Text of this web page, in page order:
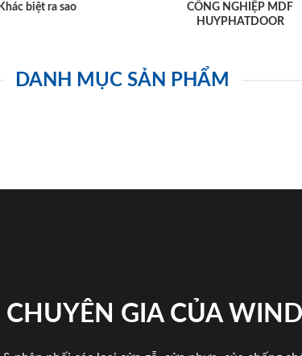
biệt ra sao
CÔNG NGHIỆP MDF
HUYPHATDOOR
DANH MỤC SẢN PHẨM
GIA CỦA